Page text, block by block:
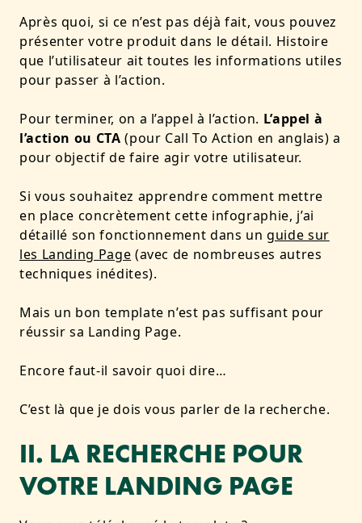
Après quoi, si ce n’est pas déjà fait, vous pouvez
présenter votre produit dans le détail. Histoire
que l’utilisateur ait toutes les informations utiles
pour passer à l’action.
Pour terminer, on a l’appel à l’action. L’appel à
l’action ou CTA (pour Call To Action en anglais) a
pour objectif de faire agir votre utilisateur.
Si vous souhaitez apprendre comment mettre
en place concrètement cette infographie, j’ai
détaillé son fonctionnement dans unguide sur
les Landing Page (avec de nombreuses autres
techniques inédites).
Mais un bon template n’est pas suffisant pour
réussir sa Landing Page.
Encore faut-il savoir quoi dire…
C’est là que je dois vous parler de la recherche.
II. LA RECHERCHE POUR
VOTRE LANDING PAGE